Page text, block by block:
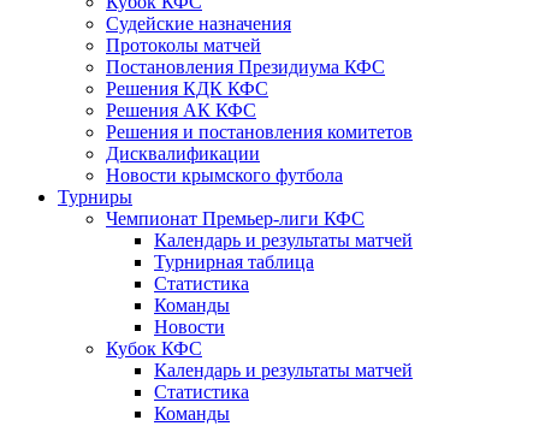
Судейские назначения
Протоколы матчей
Постановления Президиума КФС
Решения КДК КФС
Решения АК КФС
Решения и постановления комитетов
Дисквалификации
Новости крымского футбола
Турниры
Чемпионат Премьер-лиги КФС
Календарь и результаты матчей
Турнирная таблица
Статистика
Команды
Новости
Кубок КФС
Календарь и результаты матчей
Статистика
Команды